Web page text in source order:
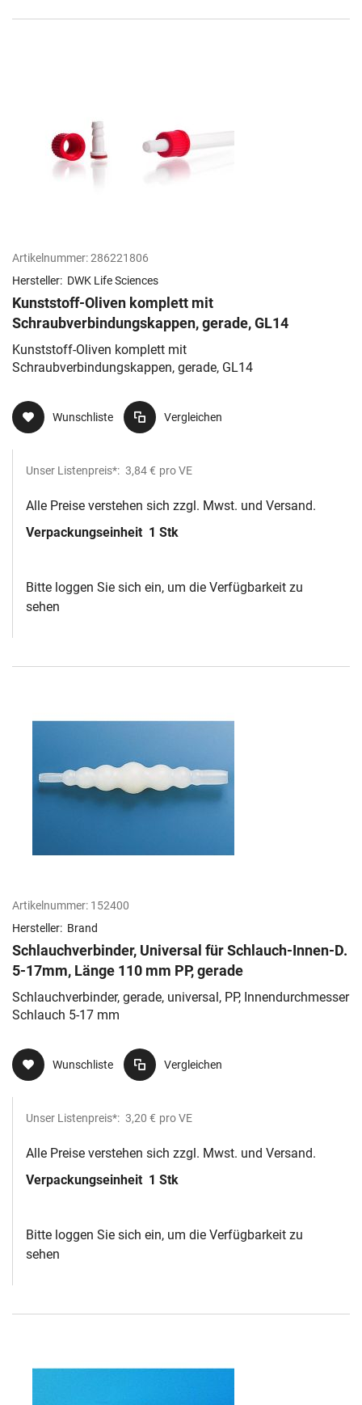
Artikelnummer:286221806
Hersteller: DWK Life Sciences
Kunststoff-Oliven komplett mit
Schraubverbindungskappen, gerade, GL14
Kunststoff-Oliven komplett mit
Schraubverbindungskappen, gerade, GL14
Wunschliste Vergleichen
Unser Listenpreis*: 3,84 € pro VE
Alle Preise verstehen sich zzgl. Mwst. und Versand.
Verpackungseinheit 1 Stk
Bitte loggen Sie sich ein, um die Verfügbarkeit zu
sehen
Artikelnummer: 152400
Hersteller: Brand
Schlauchverbinder, Universal für Schlauch-Innen-D.
5-17mm, Länge 110 mm PP, gerade
Schlauchverbinder, gerade, universal, PP, Innendurchmesser
Schlauch 5-17 mm
Wunschliste Vergleichen
Unser Listenpreis*: 3,20 € pro VE
Alle Preise verstehen sich zzgl. Mwst. und Versand.
Verpackungseinheit 1 Stk
Bitte loggen Sie sich ein, um die Verfügbarkeit zu
sehen